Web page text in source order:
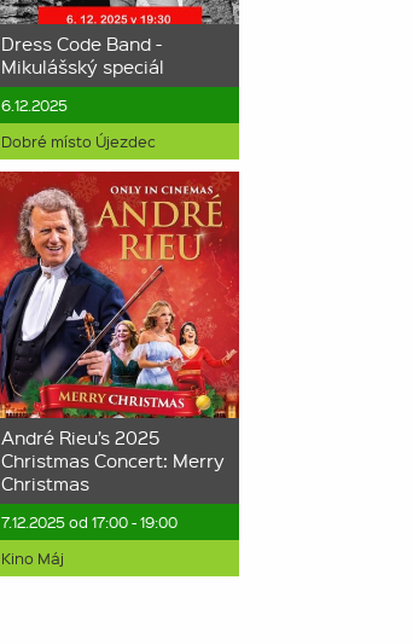
Dress Code Band -
Mikulášský speciál
6.12.2025
Dobré místo Újezdec
André Rieu’s 2025
Christmas Concert: Merry
Christmas
7.12.2025 od 17:00 - 19:00
Kino Máj